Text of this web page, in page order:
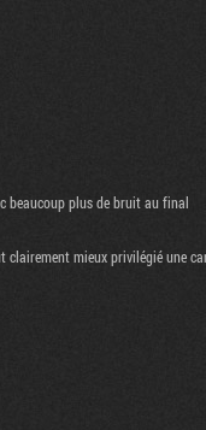
beaucoup plus de bruit au final
mieux privilégié une